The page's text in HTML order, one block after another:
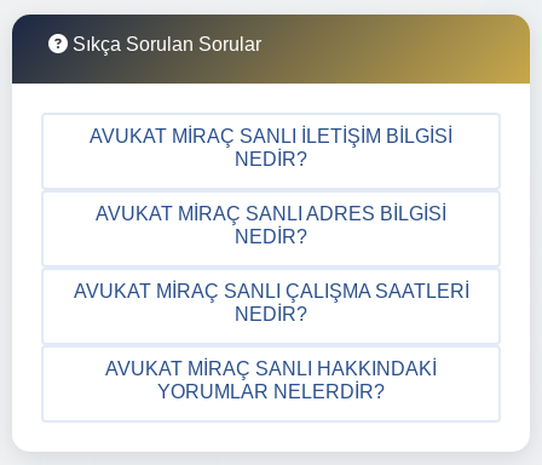
Sıkça Sorulan Sorular
AVUKAT MIRAÇ SANLI İLETIŞIM BILGISI
NEDIR?
AVUKAT MIRAÇ SANLI ADRES BILGISI
NEDIR?
AVUKAT MIRAÇ SANLI ÇALIŞMA SAATLERI
NEDIR?
AVUKAT MIRAÇ SANLI HAKKINDAKI
YORUMLAR NELERDIR?